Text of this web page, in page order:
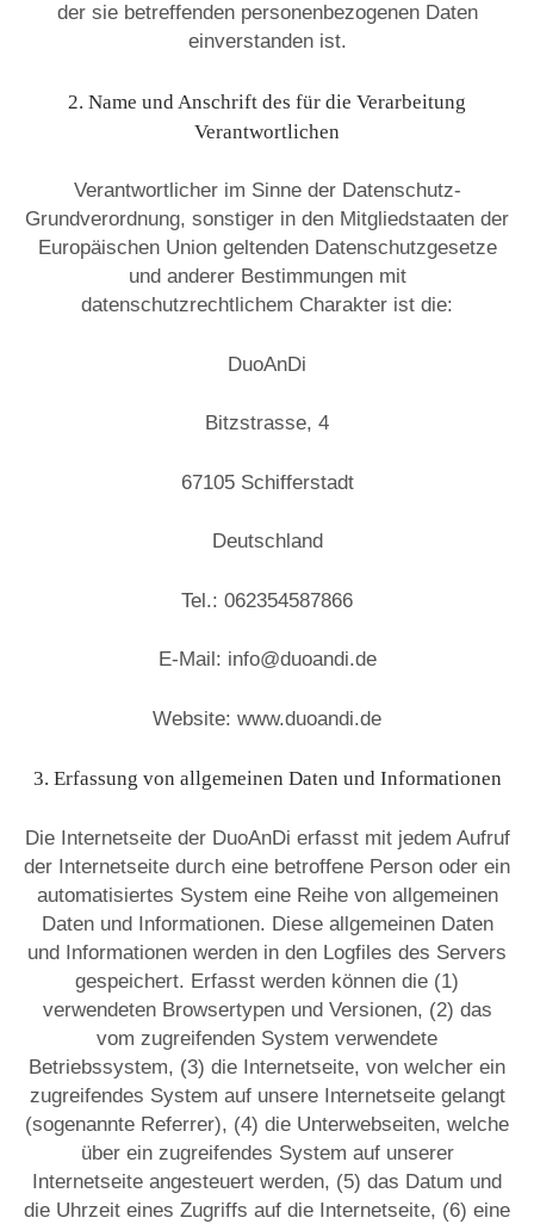
der sie betreffenden personenbezogenen Daten
einverstanden ist.
2. Name und Anschrift des für die Verarbeitung
Verantwortlichen
Verantwortlicher im Sinne der Datenschutz-
Grundverordnung, sonstiger in den Mitgliedstaaten der
Europäischen Union geltenden Datenschutzgesetze
und anderer Bestimmungen mit
datenschutzrechtlichem Charakter ist die:
DuoAnDi
Bitzstrasse, 4
67105 Schifferstadt
Deutschland
Tel.: 062354587866
E-Mail: info@duoandi.de
Website: www.duoandi.de
3. Erfassung von allgemeinen Daten und Informationen
Die Internetseite der DuoAnDi erfasst mit jedem Aufruf
der Internetseite durch eine betroffene Person oder ein
automatisiertes System eine Reihe von allgemeinen
Daten und Informationen. Diese allgemeinen Daten
und Informationen werden in den Logfiles des Servers
gespeichert. Erfasst werden können die (1)
verwendeten Browsertypen und Versionen, (2) das
vom zugreifenden System verwendete
Betriebssystem, (3) die Internetseite, von welcher ein
zugreifendes System auf unsere Internetseite gelangt
(sogenannte Referrer), (4) die Unterwebseiten, welche
über ein zugreifendes System auf unserer
Internetseite angesteuert werden, (5) das Datum und
die Uhrzeit eines Zugriffs auf die Internetseite, (6) eine